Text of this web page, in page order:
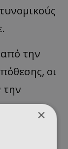
την
οι
την
×